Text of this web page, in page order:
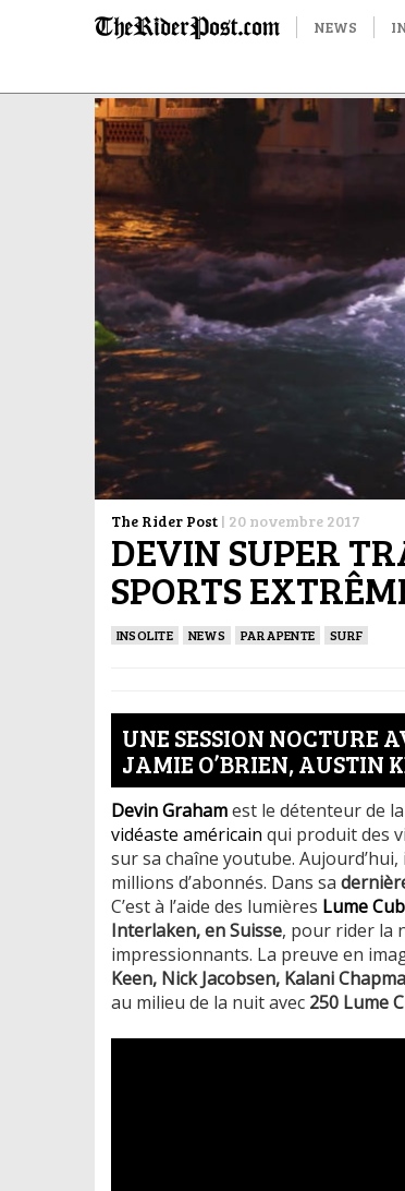
NEWS
The Rider Post | 20 novembre 2017
DEVIN SUPER
SPORTS
INSOLITE NEWS PARAPENTE SURF
UNE SESSION NOCTURE
JAMIE O’BRIEN, AUSTIN
Devin Grahamest le détenteur de
vidéaste américain qui produit des
sur sa chaîne youtube.
millions d’abonnés. Dans sa
C’est à l’aide des lumières Lume
Interlaken, en Suisse, pour rider la
impressionnants. La preuve en
Keen, Nick Jacobsen, Kalani
au milieu de la nuit avec 250 Lume